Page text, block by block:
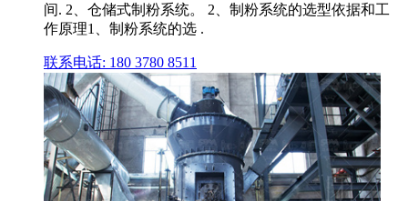
间. 2、仓储式制粉系统。 2、制粉系统的选型依据和工
作原理1、制粉系统的选 .
联系电话: 180 3780 8511